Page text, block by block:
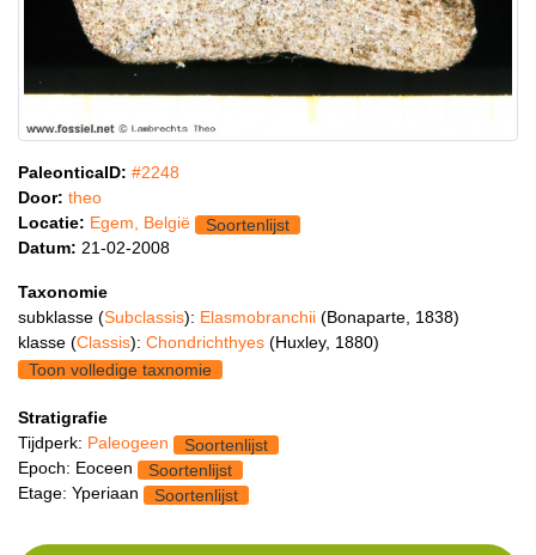
PaleonticaID: #2248
Door: theo
Locatie: Egem, België
Soortenlijst
Datum: 21-02-2008
Taxonomie
subklasse (Subclassis): Elasmobranchii (Bonaparte, 1838)
klasse (Classis): Chondrichthyes (Huxley, 1880)
Toon volledige taxnomie
Stratigrafie
Tijdperk: Paleogeen
Soortenlijst
Epoch: Eoceen
Soortenlijst
Etage: Yperiaan
Soortenlijst